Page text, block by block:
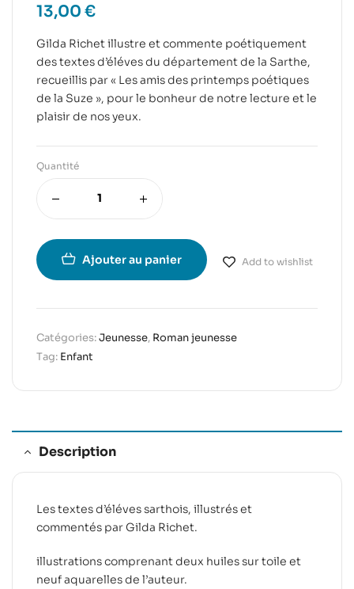
13,00 €
Gilda Richet illustre et commente poétiquement
des textes d’éléves du département de la Sarthe,
recueillis par « Les amis des printemps poétiques
de la Suze », pour le bonheur de notre lecture et le
plaisir de nos yeux.
Quantité
Ajouter au panier Add to wishlist
Catégories:Jeunesse, Roman jeunesse
Tag: Enfant
Description
Les textes d’éléves sarthois, illustrés et
commentés par Gilda Richet.
illustrations comprenant deux huiles sur toile et
neuf aquarelles de l’auteur.